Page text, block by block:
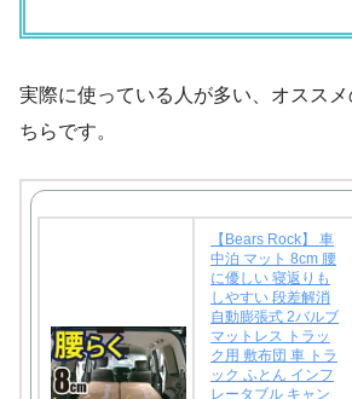
実際に使っている人が多い、オスス
ちらです。
【Bears Rock】 車
中泊 マット 8cm 腰
に優しい 寝返りも
しやすい 段差解消
自動膨張式 2バルブ
マットレス トラッ
ク用 敷布団 車 トラ
ック ふとん インフ
レータブル キャン